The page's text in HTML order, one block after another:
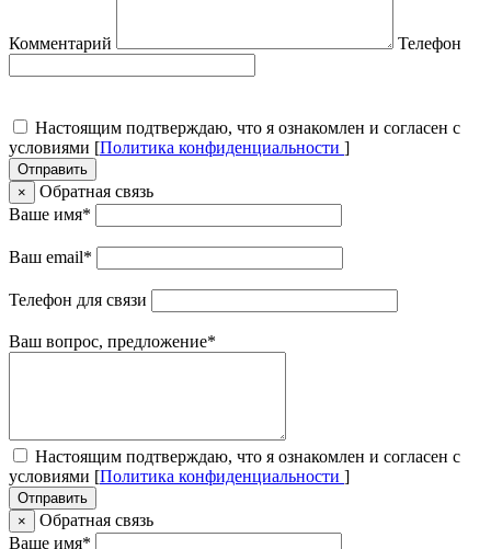
Комментарий Телефон
Настоящим подтверждаю, что я ознакомлен и согласен с
условиями [Политика конфиденциальности ]
Отправить
×
Обратная связь
Ваше имя*
Ваш email*
Телефон для связи
Ваш вопрос, предложение*
Настоящим подтверждаю, что я ознакомлен и согласен с
условиями [Политика конфиденциальности ]
Отправить
×
Обратная связь
Ваше имя*